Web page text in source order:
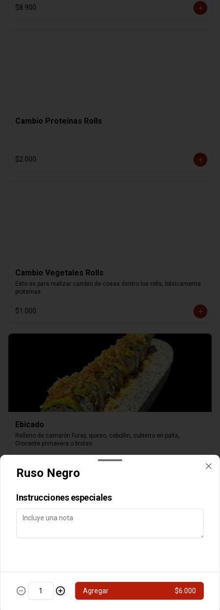
$8.900
Cambio Proteinas Rolls
$2.000
Cambio Vegetales Rolls
Esto es para realizar cambio de cosas dentro los rolls, básicamente
proteínas
$1.000
Ebicado
Relleno de camarón Furay, queso, cebollin, cubierto en palta,
Crocante primavera o brotes.
Camarón furay, palta, cubierto de queso,
chimichurri nikkei, flameado, crocante o brotes y
Ruso Negro
Instrucciones especiales
Agregar $6.000